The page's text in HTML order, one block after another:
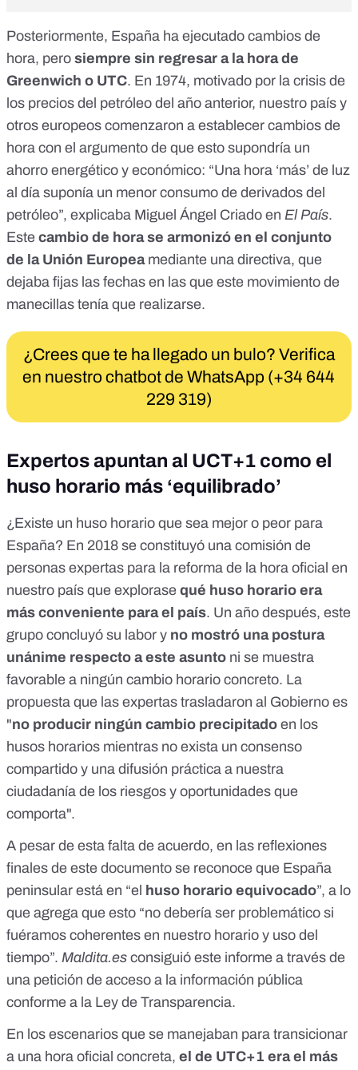
Posteriormente, España ha ejecutado cambios de
hora, pero siempre sin regresar a la hora de
Greenwich o UTC. En 1974, motivado por la crisis de
los precios del petróleo del año anterior, nuestro país y
otros europeos comenzaron a establecer cambios de
hora con el argumento de que esto supondría un
ahorro energético y económico: “Una hora ‘más’ de luz
al día suponía un menor consumo de derivados del
petróleo”, explicaba Miguel Ángel Criado en El País.
Este cambio de hora se armonizó en el conjunto
de la Unión Europeamediante una directiva, que
dejaba fijas las fechas en las que este movimiento de
manecillas tenía que realizarse.
¿Crees que te ha llegado un bulo? Verifica
en nuestro chatbot de WhatsApp (+34 644
229 319)
Expertos apuntan al UCT+1 como el
huso horario más ‘equilibrado’
¿Existe un huso horario que sea mejor o peor para
España? En 2018 se constituyó una comisión de
personas expertas para la reforma de la hora oficial en
nuestro país que explorase qué huso horario era
más conveniente para el país. Un año después, este
grupo concluyó su labor y no mostró una postura
unánime respecto a este asunto ni se muestra
favorable a ningún cambio horario concreto. La
propuesta que las expertas trasladaron al Gobierno es
"no producir ningún cambio precipitado en los
husos horarios mientras no exista un consenso
compartido y una difusión práctica a nuestra
ciudadanía de los riesgos y oportunidades que
comporta".
A pesar de esta falta de acuerdo, en las reflexiones
finales de este documento se reconoce que España
peninsular está en “el huso horario equivocado”, a lo
que agrega que esto “no debería ser problemático si
fuéramos coherentes en nuestro horario y uso del
tiempo”. Maldita.es consiguió este informe a través de
una petición de acceso a la información pública
conforme a la Ley de Transparencia.
En los escenarios que se manejaban para transicionar
a una hora oficial concreta, el de UTC+1 era el más